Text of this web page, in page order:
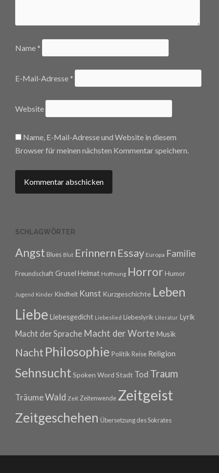
Name *
E-Mail-Adresse *
Website
Name, E-Mail-Adresse und Website in diesem
Browser für meinen nächsten Kommentar speichern.
SCHLAGWÖRTER
Angst Blues Blut Erinnern Essay Europa Familie
Freundschaft Grusel Heimat Hoffnung Horror Humor
Jugend Kinder Kindheit Kunst Kurzgeschichte Leben
Liebe Liebesgedicht Liebeslied Liebeslyrik Literatur Lyrik
Macht der Sprache Macht der Worte Musik
Nacht Philosophie Politik Reise Religion
Sehnsucht Spoken Word Stadt Tod Traum
TräumeWald Zeit Zeitenwende Zeitgeist
Zeitgeschehen Übersetzung des Sokrates